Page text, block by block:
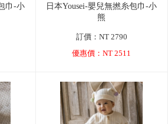
巾-小
日本Yousei-嬰兒無撚糸包巾-小
熊
訂價：NT 2790
優惠價：NT 2511